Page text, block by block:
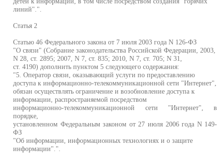
линий".".
Статья 2
Статью 46 Федерального закона от 7 июля 2003 года N 126-ФЗ
"О связи" (Собрание законодательства Российской Федерации, 2003,
N 28, ст. 2895; 2007, N 7, ст. 835; 2010, N 7, ст. 705; N 31,
ст. 4190) дополнить пунктом 5 следующего содержания:
"5. Оператор связи, оказывающий услуги по предоставлению
доступа к информационно-телекоммуникационной сети "Интернет",
обязан осуществлять ограничение и возобновление доступа к
информации, распространяемой посредством
информационно-телекоммуникационной сети "Интернет", в
порядке,
установленном Федеральным законом от 27 июля 2006 года N 149-
ФЗ
"Об информации, информационных технологиях и о защите
информации".".